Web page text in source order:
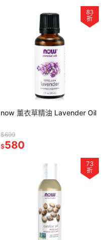
83
折
now 薰衣草精油 Lavender Oil
$699
$580
73
折